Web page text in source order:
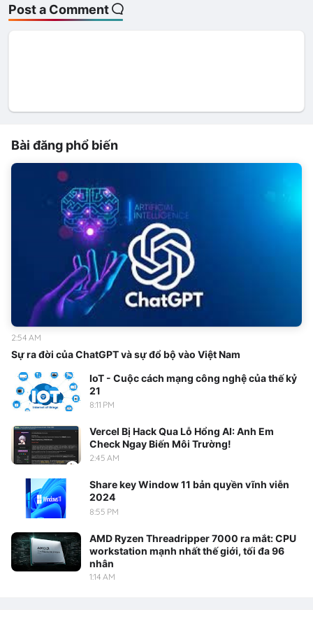
Post a Comment
Bài đăng phổ biến
Sự ra đời của ChatGPT và sự đổ bộ vào Việt Nam
2:54 AM
IoT - Cuộc cách mạng công nghệ của thế kỷ
21
8:11 PM
Vercel Bị Hack Qua Lỗ Hổng AI: Anh Em
Check Ngay Biến Môi Trường!
2:45 AM
Share key Window 11 bản quyền vĩnh viễn
2024
8:55 PM
AMD Ryzen Threadripper 7000 ra mắt: CPU
workstation mạnh nhất thế giới, tối đa 96
nhân
1:14 AM